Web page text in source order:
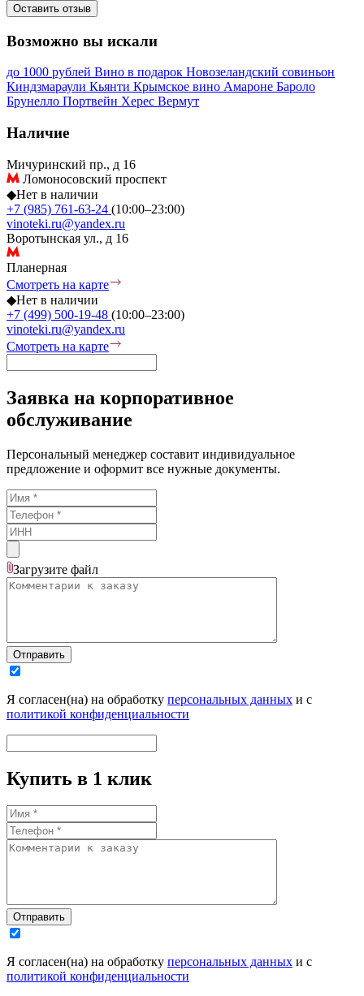
Оставить отзыв
Возможно вы искали
до 1000 рублей Вино в подарок Новозеландский совиньон
Киндзмараули Кьянти Крымское вино Амароне Бароло
Брунелло Портвейн Херес Вермут
Наличие
Мичуринский пр., д 16
Ломоносовский проспект
◆Нет в наличии
+7 (985) 761-63-24 (10:00–23:00)
vinoteki.ru@yandex.ru
Воротынская ул., д 16
Планерная
Смотреть на карте
◆Нет в наличии
+7 (499) 500-19-48 (10:00–23:00)
vinoteki.ru@yandex.ru
Смотреть на карте
Заявка на корпоративное
обслуживание
Персональный менеджер составит индивидуальное
предложение и оформит все нужные документы.
Загрузите файл
Отправить
Я согласен(на) на обработку персональных данных и с
политикой конфиденциальности
Купить в 1 клик
Отправить
Я согласен(на) на обработку персональных данных и с
политикой конфиденциальности